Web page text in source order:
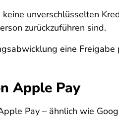
unverschlüsselten
zurückzuführen sind.
eine
Apple Pay
Pay – ähnlich wie